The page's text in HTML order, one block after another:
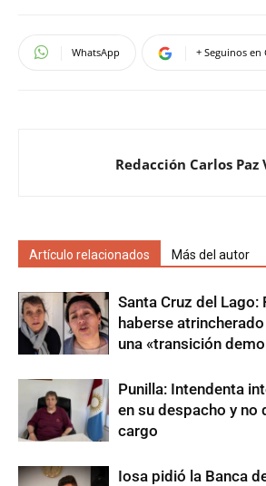
WhatsApp + Seguinos en
Redacción Carlos Paz
Artículo relacionados Más del autor
Santa Cruz del Lago:
haberse
una «transición
Punilla: Intendenta
en su despacho y no
cargo
Iosa pidió la Banca